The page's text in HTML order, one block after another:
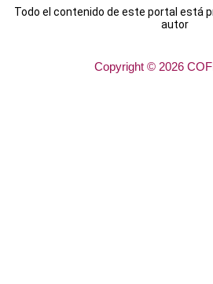
Todo el contenido de este portal está
autor
Copyright © 2026